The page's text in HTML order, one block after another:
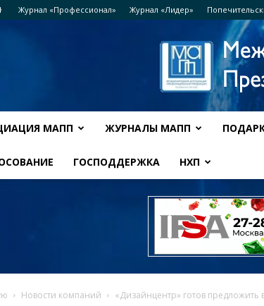
Журнал «Профессионал» Журнал «Лидер»
МАПП ЖУРНАЛЫ МАПП
ГОСПОДДЕРЖКА НХП
Новости компаний «Дизайнцентр» готов